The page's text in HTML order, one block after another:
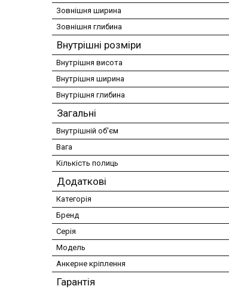
Зовнішня ширина
Зовнішня глибина
Внутрішні розміри
Внутрішня висота
Внутрішня ширина
Внутрішня глибина
Загальні
Внутрішній об'єм
Вага
Кількість полиць
Додаткові
Категорія
Бренд
Серія
Модель
Анкерне кріплення
Гарантія